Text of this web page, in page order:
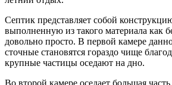
Септик представляет собой
выполненную из такого материала как
довольно просто. В первой камере
сточные становятся гораздо чище
крупные частицы оседают на дно.
Во второй камере оседает большая